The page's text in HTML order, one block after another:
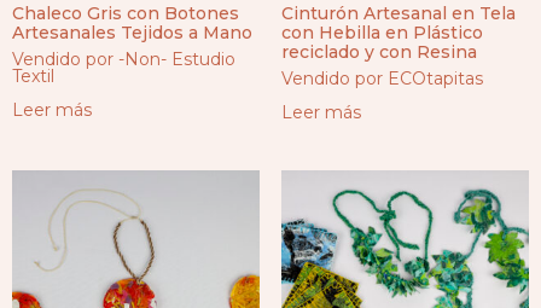
Chaleco Gris con Botones
Artesanales Tejidos a Mano
Vendido por -Non- Estudio
Textil
Leer más
Cinturón Artesanal en Tela
con Hebilla en Plástico
reciclado y con Resina
Vendido por ECOtapitas
Leer más